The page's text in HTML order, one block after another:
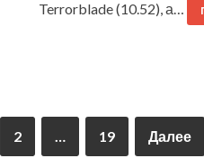
Terrorblade (10.52), а…
2 19 Далее